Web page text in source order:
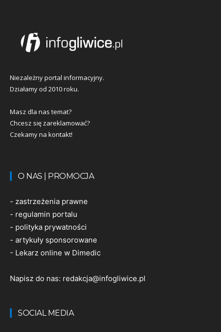
Niezależny portal informacyjny.
Działamy od 2010 roku.
Masz dla nas temat?
Chcesz się zareklamować?
Czekamy na kontakt!
O NAS | PROMOCJA
- zastrzeżenia prawne
- regulamin portalu
- polityka prywatności
- artykuły sponsorowane
- Lekarz online w Dimedic
Napisz do nas: redakcja@infogliwice.pl
SOCIAL MEDIA